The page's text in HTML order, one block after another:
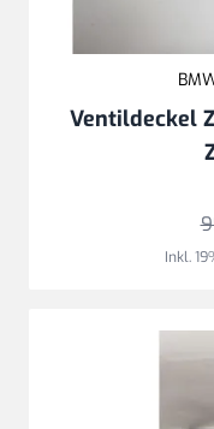
Ventildeckel
Inkl.